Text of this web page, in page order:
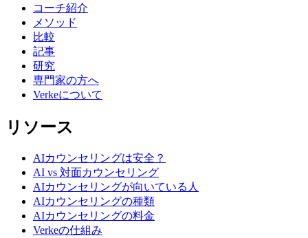
コーチ紹介
メソッド
比較
記事
研究
専門家の方へ
Verkeについて
リソース
AIカウンセリングは安全？
AI vs 対面カウンセリング
AIカウンセリングが向いている人
AIカウンセリングの種類
AIカウンセリングの料金
Verkeの仕組み